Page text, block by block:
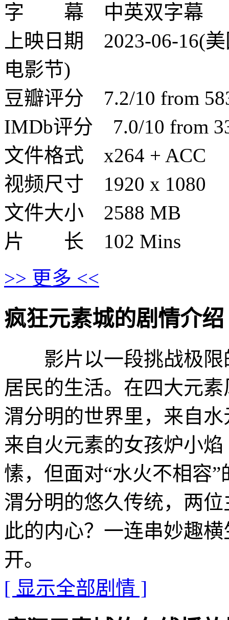
字 幕 中英双字幕
上映日期 2023-06-16(
电影节)
豆瓣评分 7.2/10 from
IMDb评分 7.0/10 from
文件格式 x264 + ACC
视频尺寸 1920 x 1080
文件大小 2588 MB
片 长 102 Mins
>> 更多 <<
疯狂元素城的剧情介绍 ·
影片以一段挑战极限
居民的生活。在四大元
渭分明的世界里，来自
来自火元素的女孩炉小
愫，但面对“水火不相容
渭分明的悠久传统，两
此的内心？一连串妙趣
开。
[ 显示全部剧情 ]